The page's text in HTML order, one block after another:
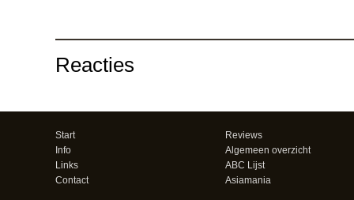
Reacties
Start
Info
Links
Contact
Reviews
Algemeen overzicht
ABC Lijst
Asiamania